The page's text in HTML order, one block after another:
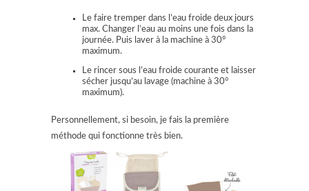
Le faire tremper dans l’eau froide deux jours
max. Changer l’eau au moins une fois dans la
journée. Puis laver à la machine à 30°
maximum.
Le rincer sous l’eau froide courante et laisser
sécher jusqu’au lavage (machine à 30°
maximum).
Personnellement, si besoin, je fais la première
méthode qui fonctionne très bien.